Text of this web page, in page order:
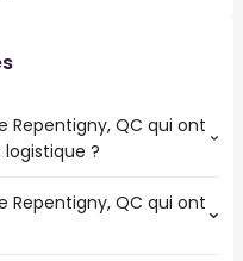
Repentigny, QC qui ont
?
QC qui ont le plus
sont :
Repentigny, QC qui ont